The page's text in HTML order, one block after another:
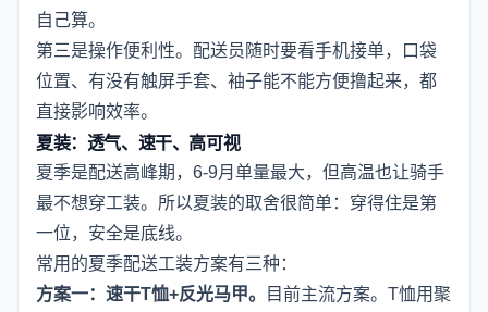
自己算。
第三是操作便利性。配送员随时要看手机接单，口袋
位置、有没有触屏手套、袖子能不能方便撸起来，都
直接影响效率。
夏装：透气、速干、高可视
夏季是配送高峰期，6-9月单量最大，但高温也让骑手
最不想穿工装。所以夏装的取舍很简单：穿得住是第
一位，安全是底线。
常用的夏季配送工装方案有三种：
方案一：速干T恤+反光马甲。
目前主流方案。T恤用聚